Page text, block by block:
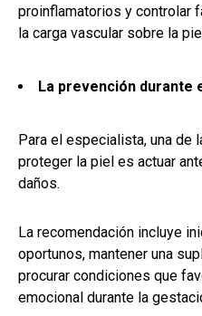
proinflamatorios y controlar
la carga vascular sobre la
La prevención durante
Para el especialista, una de
proteger la piel es actuar
daños.
La recomendación incluye
oportunos, mantener una
procurar condiciones que
emocional durante la